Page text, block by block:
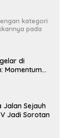
kategori
pada
di
Momentum
Jalan Sejauh
Jadi Sorotan